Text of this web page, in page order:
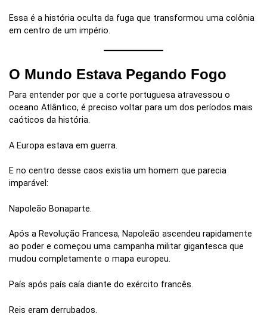
Essa é a história oculta da fuga que transformou uma colônia
em centro de um império.
O Mundo Estava Pegando Fogo
Para entender por que a corte portuguesa atravessou o
oceano Atlântico, é preciso voltar para um dos períodos mais
caóticos da história.
A Europa estava em guerra.
E no centro desse caos existia um homem que parecia
imparável:
Napoleão Bonaparte.
Após a Revolução Francesa, Napoleão ascendeu rapidamente
ao poder e começou uma campanha militar gigantesca que
mudou completamente o mapa europeu.
País após país caía diante do exército francês.
Reis eram derrubados.